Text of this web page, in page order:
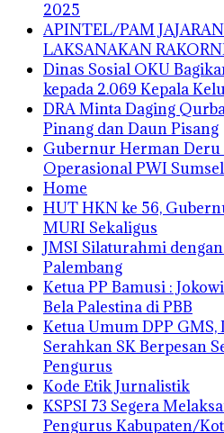
2025
APINTEL/PAM
LAKSANAKAN
Dinas Sosial OKU
kepada 2.069 Kepala
DRA Minta Daging
Pinang dan Daun Pisang
Gubernur Herman Deru
Operasional PWI Sumsel
Home
HUT HKN ke 56,
MURI Sekaligus
JMSI Silaturahmi
Palembang
Ketua PP Bamusi :
Bela Palestina di PBB
Ketua Umum DPP
Serahkan SK Berpesan
Pengurus
Kode Etik Jurnalistik
KSPSI 73 Segera
Pengurus Kabupaten/